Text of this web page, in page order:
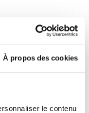
À propos des cookies
le contenu
site pour